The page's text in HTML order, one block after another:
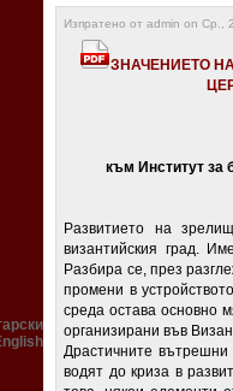
Изпратено от admin on Ср.,
ЗНАЧЕНИЕТО
към Институт за
Развитието на
византийския град.
Разбира се, през
промени в
среда остава основно
организирани във
Драстичните
водят до криза в